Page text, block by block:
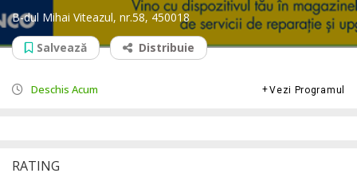
B-dul Mihai Viteazul, nr.58, 450018
Salvează
Distribuie
Deschis Acum Vezi Programul
RATING